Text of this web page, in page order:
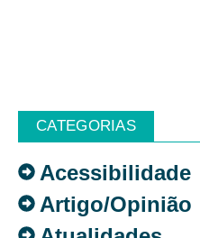
CATEGORIAS
Acessibilidade
Artigo/Opinião